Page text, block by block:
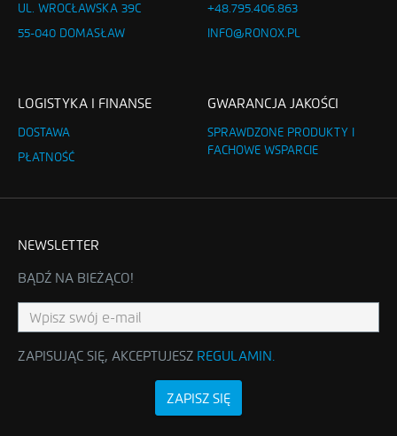
UL. WROCŁAWSKA 39C
55-040 DOMASŁAW
+48.795.406.863
INFO@RONOX.PL
LOGISTYKA I FINANSE
DOSTAWA
PŁATNOŚĆ
GWARANCJA JAKOŚCI
SPRAWDZONE PRODUKTY I
FACHOWE WSPARCIE
NEWSLETTER
BĄDŹ NA BIEŻĄCO!
ZAPISUJĄC SIĘ, AKCEPTUJESZ REGULAMIN.
ZAPISZ SIĘ